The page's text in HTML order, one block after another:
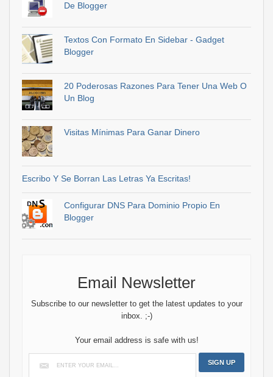
De Blogger
Textos Con Formato En Sidebar - Gadget
Blogger
20 Poderosas Razones Para Tener Una Web O
Un Blog
Visitas Mínimas Para Ganar Dinero
Escribo Y Se Borran Las Letras Ya Escritas!
Configurar DNS Para Dominio Propio En
Blogger
Email Newsletter
Subscribe to our newsletter to get the latest updates to your
inbox. ;-)
Your email address is safe with us!